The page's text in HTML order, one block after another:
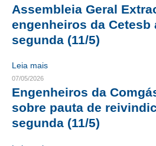
APRESENTAÇÃO
EMPREGO E ESTÁGIO
AUTÔNOMOS E SERVIÇOS
NEWSLETTER
Assembleia Geral
engenheiros da Cetesb
segunda (11/5)
Leia mais
07/05/2026
Engenheiros da
sobre pauta de
segunda (11/5)